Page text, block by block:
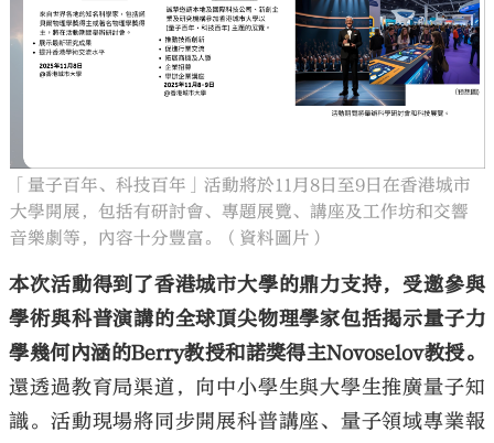
「量子百年、科技百年」活動將於11月8日至9日在香港城市
大學開展，包括有研討會、專題展覽、講座及工作坊和交響
音樂劇等，內容十分豐富。（資料圖片）
本次活動得到了香港城市大學的鼎力支持，受邀參與
學術與科普演講的全球頂尖物理學家包括揭示量子力
學幾何內涵的Berry教授和諾獎得主Novoselov教授。
還透過教育局渠道，向中小學生與大學生推廣量子知
識。活動現場將同步開展科普講座、量子領域專業報